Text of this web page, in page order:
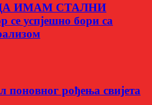
ИМАМ СТАЛНИ
успјешно бори са
рођења свијета